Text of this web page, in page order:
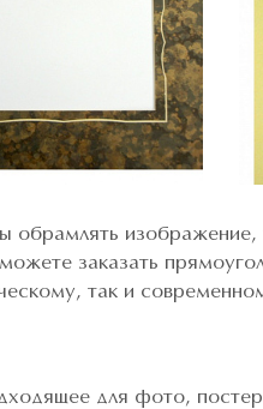
обрамлять изображение,
заказать
так и
для фото,